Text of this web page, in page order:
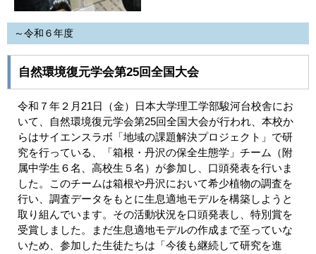
～令和６年度
自然環境復元学会第25回全国大会
令和７年２月21日（金）日本大学理工学部駿河台校舎にお
いて、自然環境復元学会第25回全国大会が行われ、本校か
らはサイエンスラボ「地域の課題解決プロジェクト」で研
究を行っている、「箱根・丹沢の保全生態学」チーム（附
属中学生６名、高校生５名）が参加し、口頭発表を行いま
した。このチームは箱根や丹沢において希少植物の調査を
行い、調査データをもとに生息適地モデルを構築しようと
取り組んでいます。その活動状況を口頭発表し、特別賞を
受賞しました。まだ生息適地モデルの作成まで至っていな
いため、参加した生徒たちは「今後も継続して研究を進